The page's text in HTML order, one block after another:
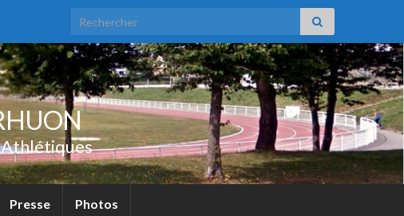
Search for:
Athlétiques
Presse Photos